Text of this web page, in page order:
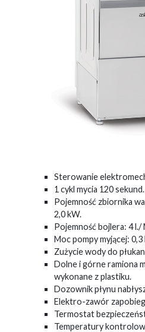
Sterowanie
1 cykl mycia 120 sekund.
Pojemność zbiornika
2,0 kW.
Pojemność bojlera: 4 l./
Moc pompy myjącej: 0,3
Zużycie wody do
Dolne i górne ramiona
wykonane z plastiku.
Dozownik płynu
Elektro-zawór
Termostat
Temperatury